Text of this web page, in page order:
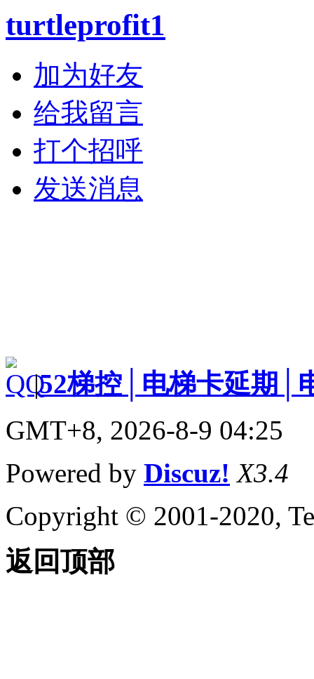
turtleprofit1
加为好友
给我留言
打个招呼
发送消息
|52梯控│电梯卡延期│
GMT+8, 2026-8-9 04:25
Powered by Discuz! X3.4
Copyright © 2001-2020,
返回顶部